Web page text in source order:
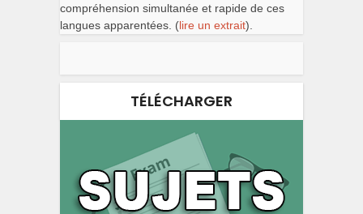
compréhension simultanée et rapide de ces
langues apparentées. (lire un extrait).
TÉLÉCHARGER